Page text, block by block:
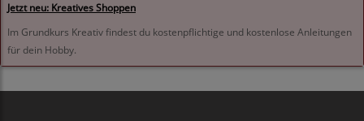
Jetzt neu: Kreatives Shoppen
Im Grundkurs Kreativ findest du kostenpflichtige und kostenlose Anleitungen
für dein Hobby.